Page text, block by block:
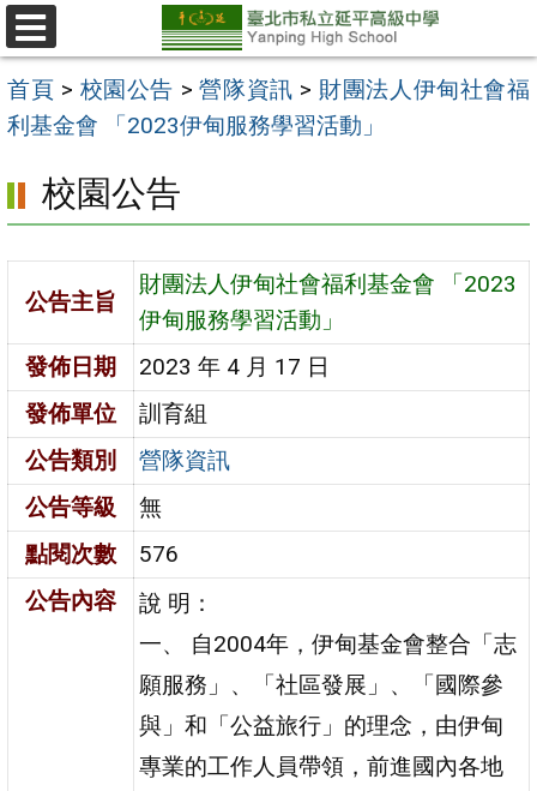
跳
至
主
要
區
選
單
首頁 > 校園公告 >營隊資訊 > 財團法人伊甸社會福
利基金會 「2023伊甸服務學習活動」
校園公告
公告主旨
財團法人伊甸社會福利基金會 「2023
伊甸服務學習活動」
發佈日期
2023 年 4 月 17 日
發佈單位
訓育組
公告類別
營隊資訊
公告等級
無
點閱次數
576
公告內容
說 明：
一、 自2004年，伊甸基金會整合「志
願服務」、「社區發展」、「國際參
與」和「公益旅行」的理念，由伊甸
專業的工作人員帶領，前進國內各地